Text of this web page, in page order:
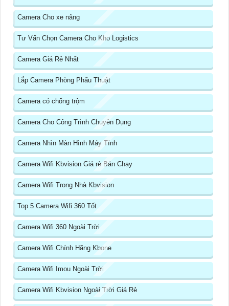
Camera Cho xe nâng
Tư Vấn Chọn Camera Cho Kho Logistics
Camera Giá Rẻ Nhất
Lắp Camera Phòng Phẩu Thuật
Camera có chống trộm
Camera Cho Công Trình Chuyên Dụng
Camera Nhìn Màn Hình Máy Tính
Camera Wifi Kbvision Giá rẻ Bán Chạy
Camera Wifi Trong Nhà Kbvision
Top 5 Camera Wifi 360 Tốt
Camera Wifi 360 Ngoài Trời
Camera Wifi Chính Hãng Kbone
Camera Wifi Imou Ngoài Trời
Camera Wifi Kbvision Ngoài Trời Giá Rẻ